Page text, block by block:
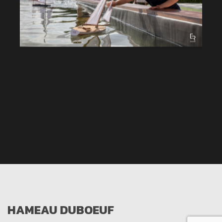
HAMEAU DUBOEUF